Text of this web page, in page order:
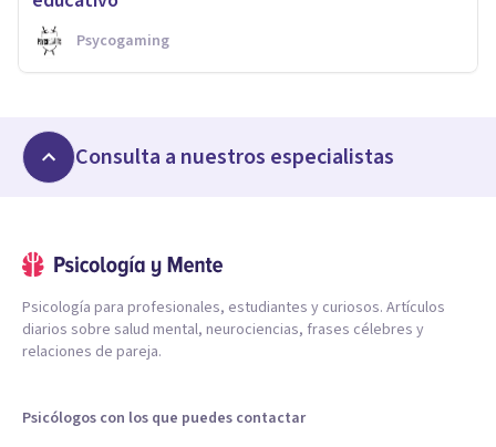
Psycogaming
Consulta a nuestros especialistas
Psicología para profesionales, estudiantes y curiosos. Artículos
diarios sobre salud mental, neurociencias, frases célebres y
relaciones de pareja.
Psicólogos con los que puedes contactar